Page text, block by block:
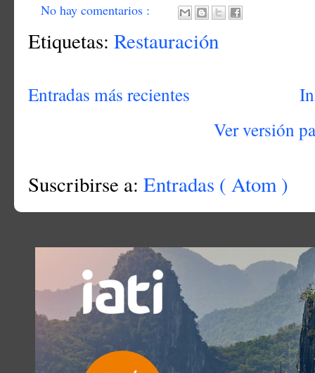
No hay comentarios :
Etiquetas: Restauración
Entradas más recientes
Ver versión
Suscribirse a: Entradas ( Atom )